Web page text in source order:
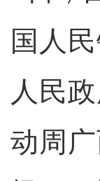
国人
人民
动周